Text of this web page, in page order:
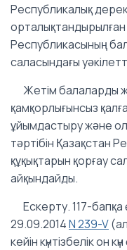
Республикалық
орталықтандырылған
Республикасының
саласындағы
Жетім балаларды
қамқорлығынсыз
ұйымдастыру және
тәртібін Қазақстан
құқықтарын қорғау
айқындайды.
Ескерту. 117-бапқа
29.09.2014N 239-V
кейiн күнтiзбелiк он